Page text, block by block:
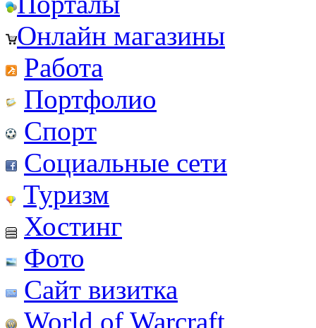
Онлайн магазины
Работа
Портфолио
Спорт
Социальные сети
Туризм
Хостинг
Фото
Сайт визитка
World of Warcraft